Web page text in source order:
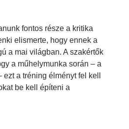
fontos része a kritika
elismerte, hogy ennek a
a mai világban. A szakértők
a műhelymunka során – a
a tréning élményt fel kell
be kell építeni a